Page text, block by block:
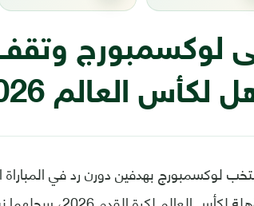
لوكسمبورج
العالم 2026
لوكسمبورج بهدفين دورن رد في